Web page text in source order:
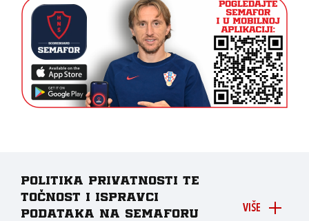
VIŠE
Politika privatnosti te
točnost i ispravci
podataka na Semaforu